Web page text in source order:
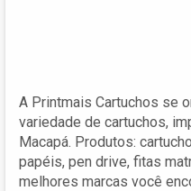
A Printmais Cartuchos se
variedade de cartuchos,
Macapá. Produtos:
papéis, pen drive, fitas
melhores marcas você